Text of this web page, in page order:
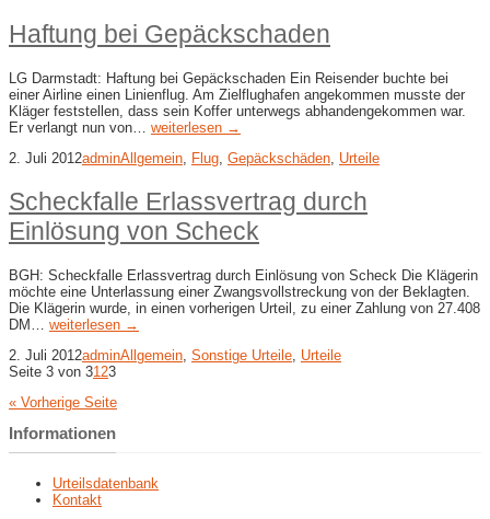
Haftung bei Gepäckschaden
LG Darmstadt: Haftung bei Gepäckschaden Ein Reisender buchte bei
einer Airline einen Linienflug. Am Zielflughafen angekommen musste der
Kläger feststellen, dass sein Koffer unterwegs abhandengekommen war.
Er verlangt nun von… weiterlesen →
2. Juli 2012adminAllgemein Flug Gepäckschäden Urteile
Scheckfalle Erlassvertrag durch
Einlösung von Scheck
BGH: Scheckfalle Erlassvertrag durch Einlösung von Scheck Die Klägerin
möchte eine Unterlassung einer Zwangsvollstreckung von der Beklagten.
Die Klägerin wurde, in einen vorherigen Urteil, zu einer Zahlung von 27.408
DM… weiterlesen →
2. Juli 2012adminAllgemein, Sonstige Urteile, Urteile
Seite 3 von 3123
« Vorherige Seite
Informationen
Urteilsdatenbank
Kontakt